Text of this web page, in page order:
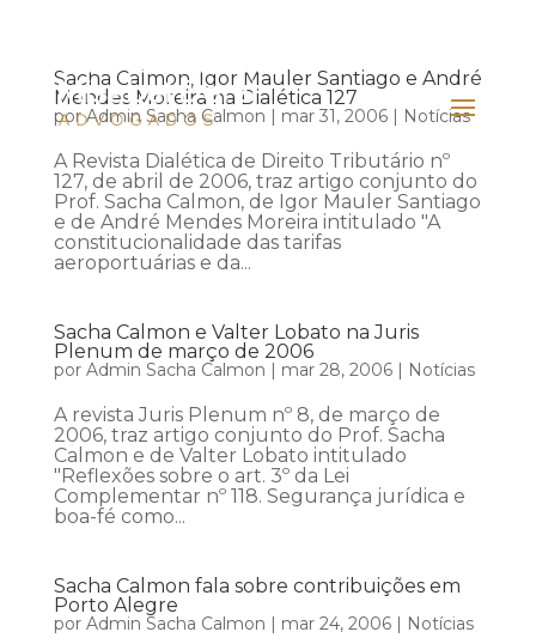
Sacha Calmon, Igor Mauler Santiago e André
Mendes Moreira na Dialética 127
porAdmin Sacha Calmon | mar 31, 2006| Notícias
A Revista Dialética de Direito Tributário nº
127, de abril de 2006, traz artigo conjunto do
Prof. Sacha Calmon, de Igor Mauler Santiago
e de André Mendes Moreira intitulado "A
constitucionalidade das tarifas
aeroportuárias e da...
Sacha Calmon e Valter Lobato na Juris
Plenum de março de 2006
por Admin Sacha Calmon | mar 28, 2006| Notícias
A revista Juris Plenum nº 8, de março de
2006, traz artigo conjunto do Prof. Sacha
Calmon e de Valter Lobato intitulado
"Reflexões sobre o art. 3º da Lei
Complementar nº 118. Segurança jurídica e
boa-fé como...
Sacha Calmon fala sobre contribuições em
Porto Alegre
por Admin Sacha Calmon | mar 24, 2006| Notícias